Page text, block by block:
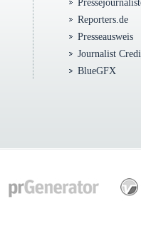
Reporters.de
Presseausweis
Journalist
BlueGFX